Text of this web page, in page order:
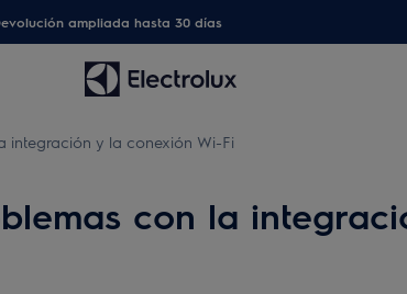
ampliada hasta 30 días
integración y la conexión Wi-Fi
con la